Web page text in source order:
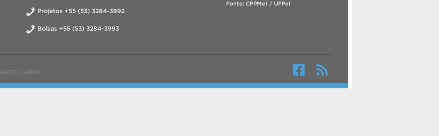
Projetos +55 (53) 3284-3992
Bolsas +55 (53) 3284-3993
Fonte: CPPMet / UFPel
SGTIC / UFPel .